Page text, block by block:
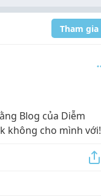
Tham gia
Blog của Diễm
không cho mình với!